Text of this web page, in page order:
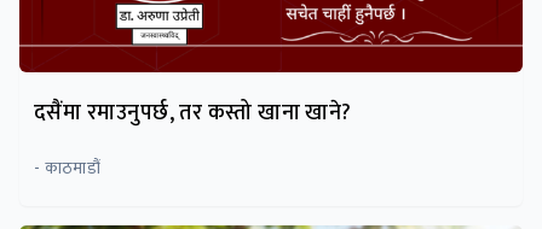
दसैंमा रमाउनुपर्छ, तर कस्तो खाना खाने?
- काठमाडौं